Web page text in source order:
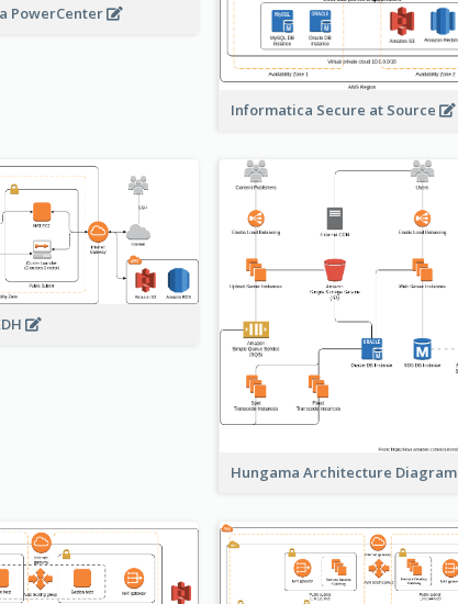
PowerCenter
Informatica Secure at Source
Hungama Architecture Diagram